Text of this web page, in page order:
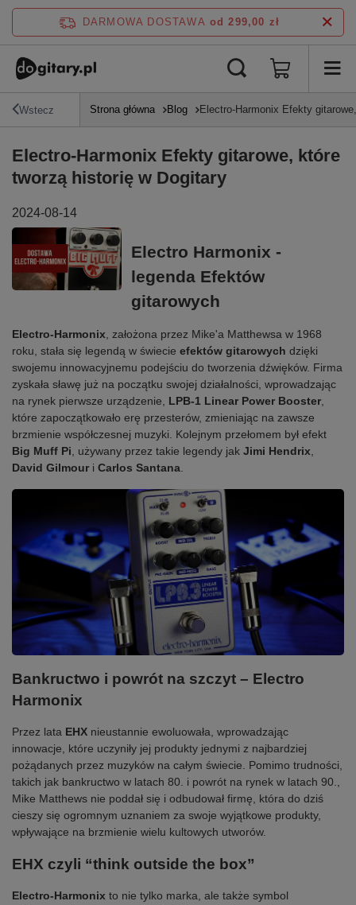
DARMOWA DOSTAWA od 299,00 zł
Wstecz Strona główna Blog Electro-Harmonix Efekty
Electro-Harmonix Efekty gitarowe, które
tworzą historię w Dogitary
2024-08-14
Electro Harmonix -
legenda Efektów
gitarowych
Electro-Harmonix , założona przez Mike'a Matthewsa w 1968
roku, stała się legendą w świecie efektów gitarowych dzięki
swojemu innowacyjnemu podejściu do tworzenia dźwięków. Firma
zyskała sławę już na początku swojej działalności, wprowadzając
na rynek pierwsze urządzenie,
LPB-1 Linear Power Booster
które zapoczątkowało erę przesterów, zmieniając na zawsze
brzmienie współczesnej muzyki. Kolejnym przełomem był efekt
Big Muff Pi , używany przez takie legendy jak Jimi Hendrix
David Gilmour i Carlos Santana
Bankructwo i powrót na szczyt – Electro
Harmonix
Przez lata EHX nieustannie ewoluowała, wprowadzając
innowacje, które uczyniły jej produkty jednymi z najbardziej
pożądanych przez muzyków na całym świecie. Pomimo trudności,
takich jak bankructwo w latach 80. i powrót na rynek w latach 90.,
Mike Matthews nie poddał się i odbudował firmę, która do dziś
cieszy się ogromnym uznaniem za swoje wyjątkowe produkty,
wpływające na brzmienie wielu kultowych utworów.
EHX czyli “think outside the box”
Electro-Harmonix to nie tylko marka, ale także symbol